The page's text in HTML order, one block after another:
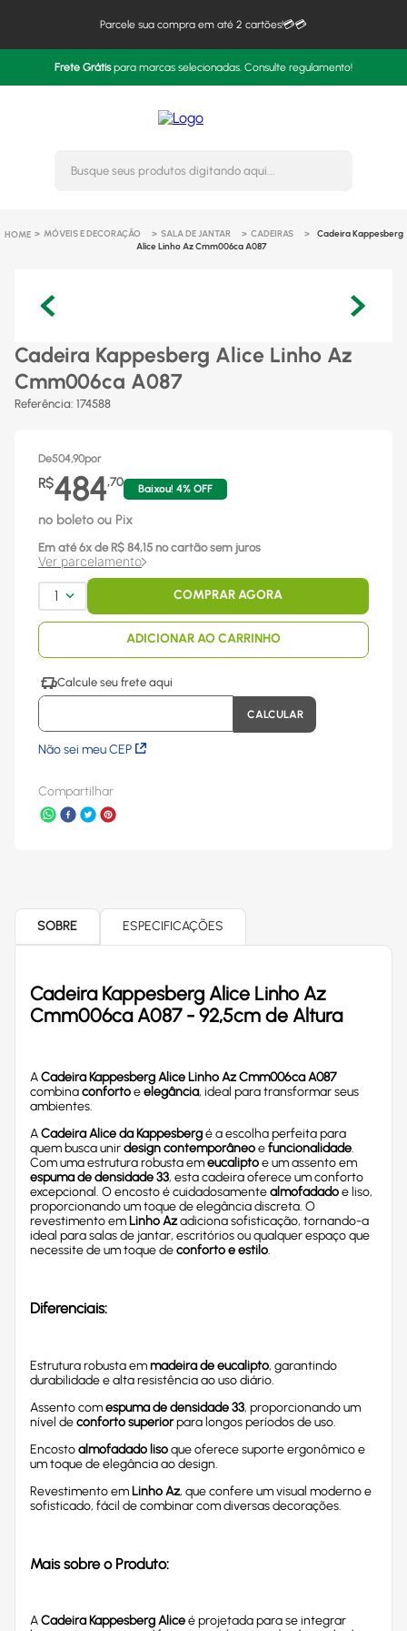
Parcele sua compra em até 2 cartões!💳💳
Frete Grátispara marcas selecionadas. Consulte regulamento!
Busque seus produtos
MÓVEIS E DECORAÇÃO SALA DE JANTAR CADEIRAS
Cadeira Kappesberg
Alice Linho Az Cmm006ca A087
Cadeira Kappesberg Alice Linho Az
Cmm006ca A087
Referência: 174588
De504,90por
R$484,70
Baixou! 4% OFF
no boleto ou Pix
Em até 6x de R$ 84,15 no cartão sem juros
Ver parcelamento
1 COMPRAR AGORA
ADICIONAR AO CARRINHO
Não sei meu CEP
Compartilhar
SOBRE ESPECIFICAÇÕES
Cadeira Kappesberg Alice Linho Az
Cmm006ca A087 - 92,5cm de Altura
ACadeira Kappesberg Alice Linho Az Cmm006ca A087
combinaconfortoeelegância, ideal para transformar seus
ambientes.
ACadeira Alice da Kappesbergé a escolha perfeita para
quem busca unirdesign contemporâneoefuncionalidade.
Com uma estrutura robusta emeucaliptoe um assento em
espuma de densidade 33, esta cadeira oferece um conforto
excepcional. O encosto é cuidadosamentealmofadadoe liso,
proporcionando um toque de elegância discreta. O
revestimento emLinho Azadiciona sofisticação, tornando-a
ideal para salas de jantar, escritórios ou qualquer espaço que
necessite de um toque deconforto e estilo.
Diferenciais:
Estrutura robusta emmadeira de eucalipto, garantindo
durabilidade e alta resistência ao uso diário.
Assento comespuma de densidade 33, proporcionando um
nível deconforto superiorpara longos períodos de uso.
Encostoalmofadado lisoque oferece suporte ergonômico e
um toque de elegância ao design.
Revestimento emLinho Az, que confere um visual moderno e
sofisticado, fácil de combinar com diversas decorações.
Mais sobre o Produto:
ACadeira Kappesberg Aliceé projetada para se integrar